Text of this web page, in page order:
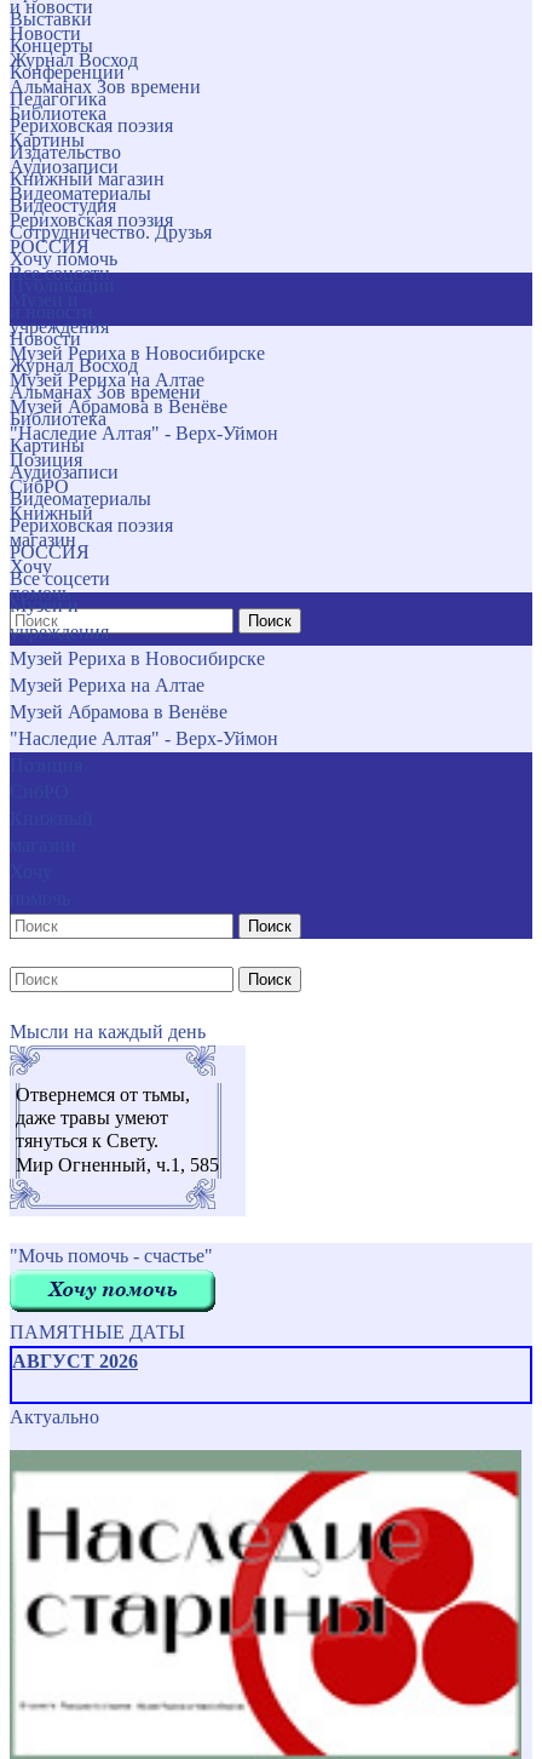
и новости
Новости
Журнал Восход
Альманах Зов времени
Библиотека
Картины
Аудиозаписи
Видеоматериалы
Рериховская поэзия
РОССИЯ
Все соцсети
учреждения
Музей Рериха в Новосибирске
Музей Рериха на Алтае
Музей Абрамова в Венёве
"Наследие Алтая" - Верх-Уймон
Позиция
СибРО
Книжный
магазин
Хочу
помочь
Поиск
Выставки
Концерты
Конференции
Педагогика
Рериховская поэзия
Издательство
Книжный магазин
Видеостудия
Сотрудничество. Друзья
Хочу помочь
Новости
Журнал Восход
Альманах Зов времени
Библиотека
Картины
Аудиозаписи
Видеоматериалы
Рериховская поэзия
РОССИЯ
Все соцсети
Музеи и
учреждения
Музей Рериха в Новосибирске
Музей Рериха на Алтае
Музей Абрамова в Венёве
"Наследие Алтая" - Верх-Уймон
Поиск
Поиск
Мысли на каждый день
Отвернемся от тьмы,
даже травы умеют
тянуться к Свету.
Мир Огненный, ч.1, 585
"Мочь помочь - счастье"
ПАМЯТНЫЕ ДАТЫ
АВГУСТ 2026
Актуально